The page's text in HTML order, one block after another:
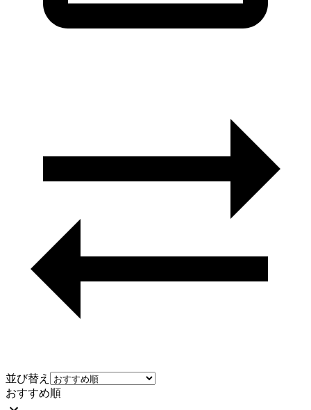
並び替え
おすすめ順